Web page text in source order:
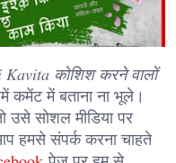
कोशिश करने वालों
कमेंट में बताना ना भूले।
सोशल मीडिया पर
हमसे संपर्क करना चाहते